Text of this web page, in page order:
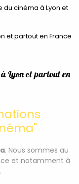
du cinéma à Lyon et
et partout en France
Lyon et partout en
. Nous sommes au
et notamment à